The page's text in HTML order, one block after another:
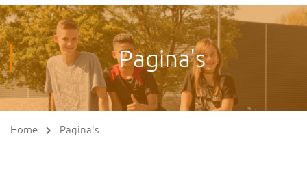
Pagina's
Home Pagina's